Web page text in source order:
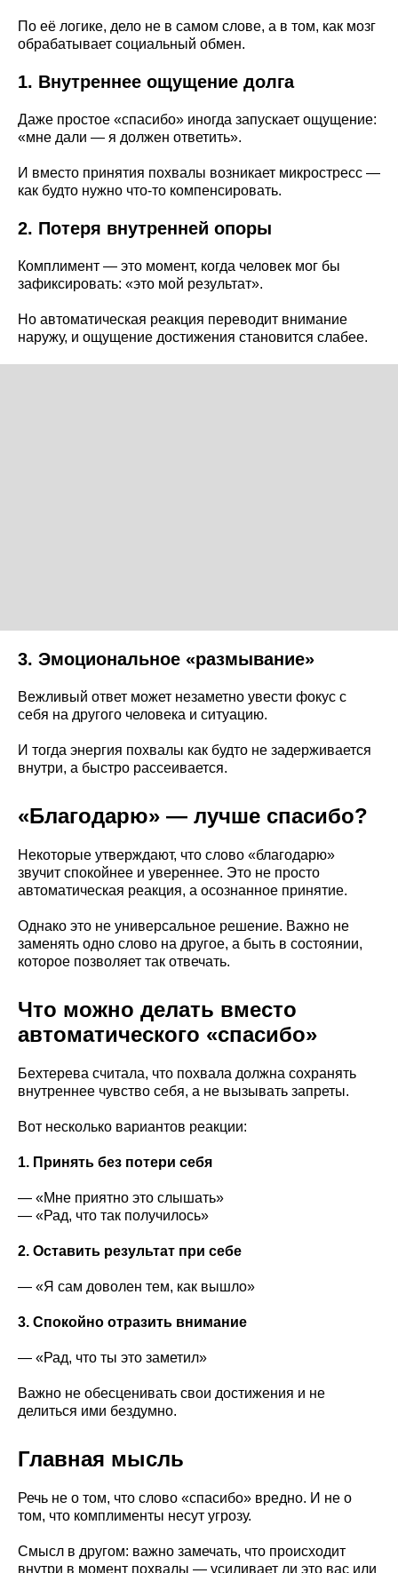
По её логике, дело не в самом слове, а в том, как мозг
обрабатывает социальный обмен.
1. Внутреннее ощущение долга
Даже простое «спасибо» иногда запускает ощущение:
«мне дали — я должен ответить».
И вместо принятия похвалы возникает микростресс —
как будто нужно что-то компенсировать.
2. Потеря внутренней опоры
Комплимент — это момент, когда человек мог бы
зафиксировать: «это мой результат».
Но автоматическая реакция переводит внимание
наружу, и ощущение достижения становится слабее.
3. Эмоциональное «размывание»
Вежливый ответ может незаметно увести фокус с
себя на другого человека и ситуацию.
И тогда энергия похвалы как будто не задерживается
внутри, а быстро рассеивается.
«Благодарю» — лучше спасибо?
Некоторые утверждают, что слово «благодарю»
звучит спокойнее и увереннее. Это не просто
автоматическая реакция, а осознанное принятие.
Однако это не универсальное решение. Важно не
заменять одно слово на другое, а быть в состоянии,
которое позволяет так отвечать.
Что можно делать вместо
автоматического «спасибо»
Бехтерева считала, что похвала должна сохранять
внутреннее чувство себя, а не вызывать запреты.
Вот несколько вариантов реакции:
1. Принять без потери себя
— «Мне приятно это слышать»
— «Рад, что так получилось»
2. Оставить результат при себе
— «Я сам доволен тем, как вышло»
3. Спокойно отразить внимание
— «Рад, что ты это заметил»
Важно не обесценивать свои достижения и не
делиться ими бездумно.
Главная мысль
Речь не о том, что слово «спасибо» вредно. И не о
том, что комплименты несут угрозу.
Смысл в другом: важно замечать, что происходит
внутри в момент похвалы — усиливает ли это вас или